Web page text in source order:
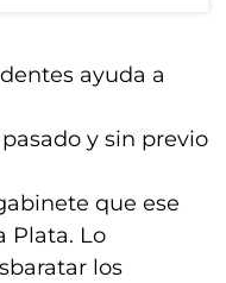
ayuda a
y sin previo
que ese
Plata. Lo
los